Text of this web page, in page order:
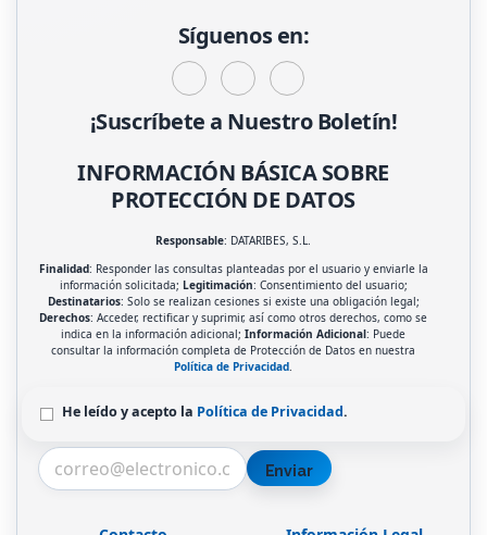
Síguenos en:
¡Suscríbete a Nuestro Boletín!
INFORMACIÓN BÁSICA SOBRE
PROTECCIÓN DE DATOS
Responsable: DATARIBES, S.L.
Finalidad: Responder las consultas planteadas por el usuario y enviarle la
información solicitada; Legitimación: Consentimiento del usuario;
Destinatarios: Solo se realizan cesiones si existe una obligación legal;
Derechos: Acceder, rectificar y suprimir, así como otros derechos, como se
indica en la información adicional;Información Adicional: Puede
consultar la información completa de Protección de Datos en nuestra
Política de Privacidad
He leído y acepto la Política de Privacidad.
Enviar